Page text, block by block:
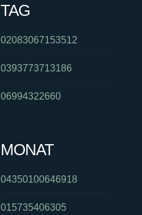
TAG
02083067153512
0393773713186
06994322660
MONAT
04350100646918
015735406305